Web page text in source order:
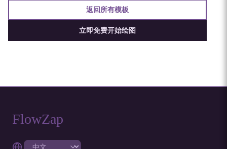
返回所有模板
立即免费开始绘图
FlowZap